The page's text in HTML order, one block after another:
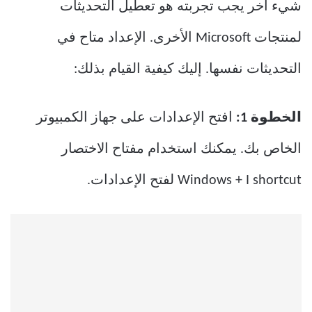
شيء آخر يجب تجربته هو تعطيل التحديثات
لمنتجات Microsoft الأخرى. الإعداد متاح في
التحديثات نفسها. إليك كيفية القيام بذلك:
الخطوة 1: افتح الإعدادات على جهاز الكمبيوتر
الخاص بك. يمكنك استخدام مفتاح الاختصار
Windows + I shortcut لفتح الإعدادات.